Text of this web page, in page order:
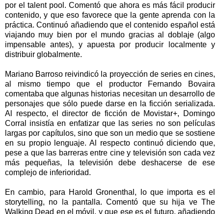
por el talent pool. Comentó que ahora es más fácil producir
contenido, y que eso favorece que la gente aprenda con la
práctica. Continuó añadiendo que el contenido español está
viajando muy bien por el mundo gracias al doblaje (algo
impensable antes), y apuesta por producir localmente y
distribuir globalmente.
Mariano Barroso reivindicó la proyección de series en cines,
al mismo tiempo que el productor Fernando Bovaira
comentaba que algunas historias necesitan un desarrollo de
personajes que sólo puede darse en la ficción serializada.
Al respecto, el director de ficción de Movistar+, Domingo
Corral insistía en enfatizar que las series no son películas
largas por capítulos, sino que son un medio que se sostiene
en su propio lenguaje. Al respecto continuó diciendo que,
pese a que las barreras entre cine y televisión son cada vez
más pequeñas, la televisión debe deshacerse de ese
complejo de inferioridad.
En cambio, para Harold Gronenthal, lo que importa es el
storytelling, no la pantalla. Comentó que su hija ve The
Walking Dead en el móvil, y que ese es el futuro, añadiendo